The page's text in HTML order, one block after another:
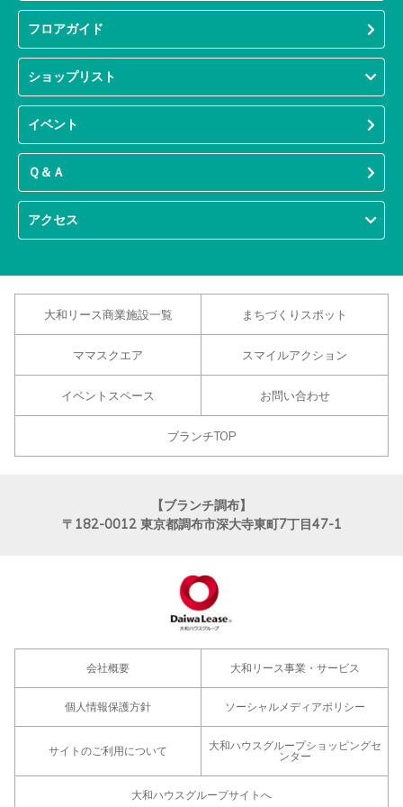
フロアガイド
ショップリスト
イベント
Ｑ＆Ａ
アクセス
大和リース商業施設一覧 まちづくりスポット
ママスクエア スマイルアクション
イベントスペース お問い合わせ
ブランチTOP
【ブランチ調布】
〒182-0012 東京都調布市深大寺東町7丁目47-1
会社概要 大和リース事業・サービス
個人情報保護方針 ソーシャルメディアポリシー
サイトのご利用について
大和ハウスグループショッピングセ
ンター
大和ハウスグループサイトへ